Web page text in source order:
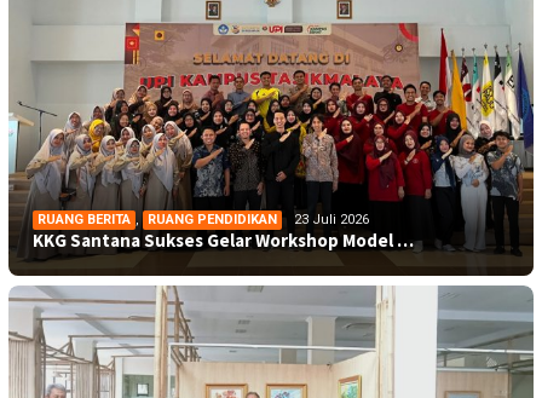
RUANG BERITA , RUANG PENDIDIKAN 23 Juli 2026
KKG Santana Sukses Gelar Workshop Model …